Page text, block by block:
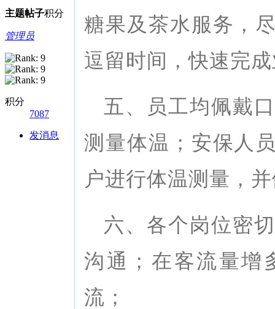
主题帖子积分
管理员
积分
7087
发消息
糖果及茶水服务，
逗留时间，快速完
五、员工均佩戴
测量体温；安保人
户进行体温测量，
六、各个岗位密
沟通；在客流量增
流；